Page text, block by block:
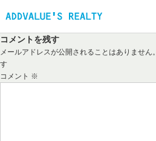
コメントを残す
メールアドレスが公開されることはありません。
す
コメント ※